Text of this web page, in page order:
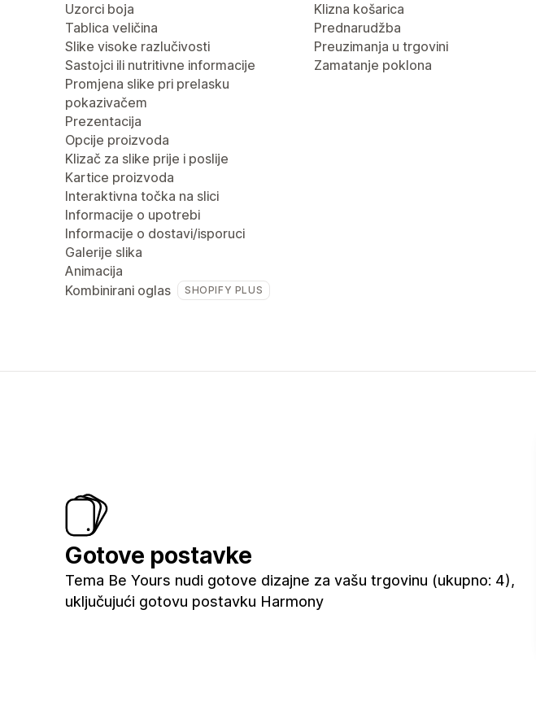
Uzorci boja
Tablica veličina
Slike visoke razlučivosti
Sastojci ili nutritivne informacije
Promjena slike pri prelasku
pokazivačem
Prezentacija
Opcije proizvoda
Klizač za slike prije i poslije
Kartice proizvoda
Interaktivna točka na slici
Informacije o upotrebi
Informacije o dostavi/isporuci
Galerije slika
Animacija
Kombinirani oglas
SHOPIFY PLUS
Klizna košarica
Prednarudžba
Preuzimanja u trgovini
Zamatanje poklona
Gotove postavke
Tema Be Yours nudi gotove dizajne za vašu trgovinu (ukupno: 4),
uključujući gotovu postavku Harmony